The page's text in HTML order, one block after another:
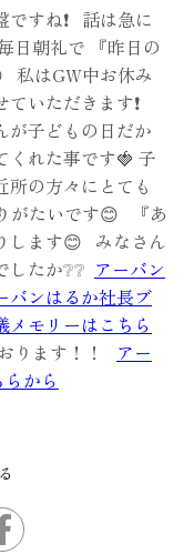
ですね❗ 話は急に
日朝礼で 『昨日の
私はGW中お休み
いただきます❗
が子どもの日だか
くれた事です🍓 子
の方々にとても
がたいです😊 『あ
します😊 みなさん
たか❔❔ アーバン
バンはるか社長ブ
メモリーはこちら
ます！！ アー
から